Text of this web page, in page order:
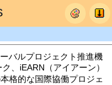
バルプロジェクト推進機
、iEARN（アイアーン）
格的な国際協働プロジェ